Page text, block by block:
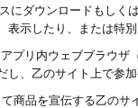
にダウンロードもし
表示したり、または特
プリ内ウェブブラウ
し、乙のサイト上で参
商品を宣伝する乙の